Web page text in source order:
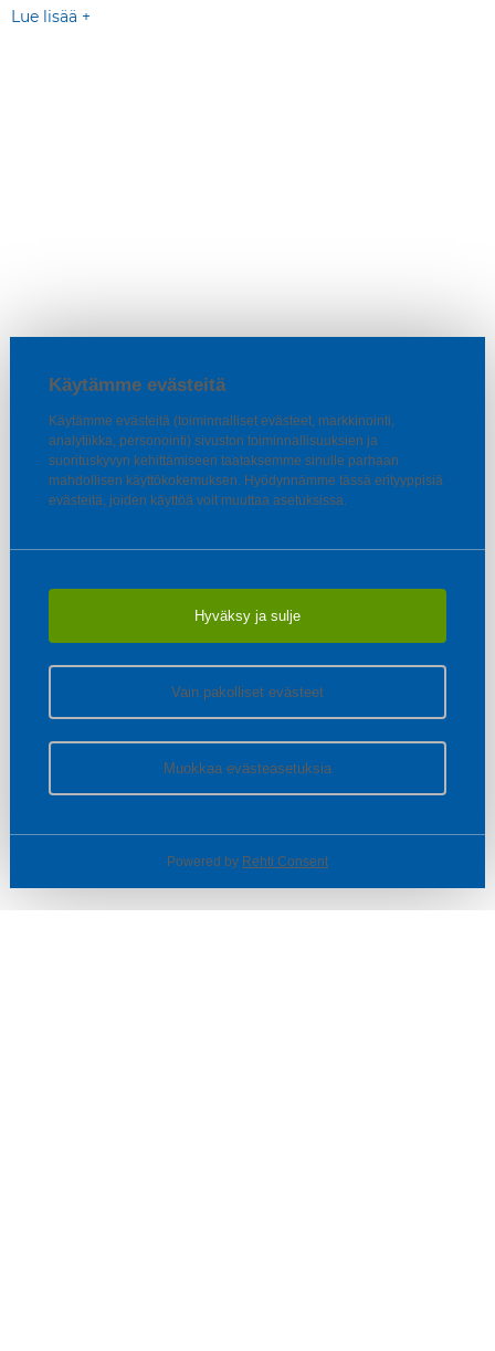
Käytämme evästeitä
Käytämme evästeitä (toiminnalliset evästeet, markkinointi,
analytiikka, personointi) sivuston toiminnallisuuksien ja
suorituskyvyn kehittämiseen taataksemme sinulle parhaan
mahdollisen käyttökokemuksen. Hyödynnämme tässä erityyppisiä
evästeitä, joiden käyttöä voit muuttaa asetuksissa.
Hyväksy ja sulje
Vain pakolliset evästeet
Muokkaa evästeasetuksia
Powered by Rehti Consent
Lue lisää +